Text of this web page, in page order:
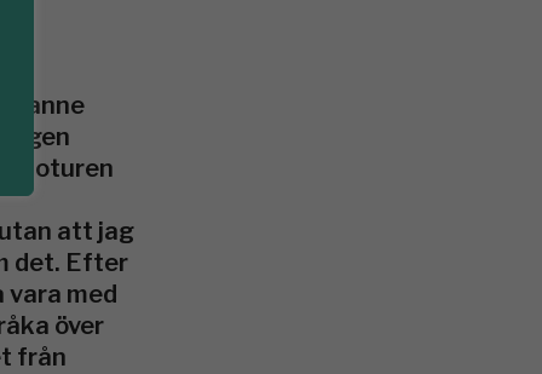
oturen
att jag
det. Efter
med
över
från